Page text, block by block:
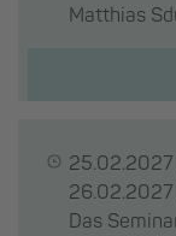
Matthias
25.02.2027
26.02.2027
Das